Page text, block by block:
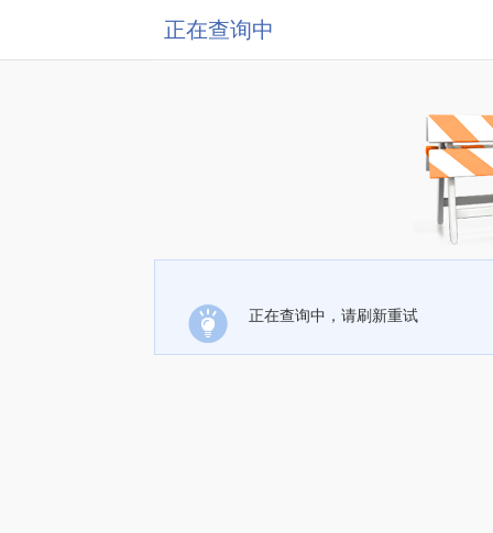
正在查询中
正在查询中，请刷新重试